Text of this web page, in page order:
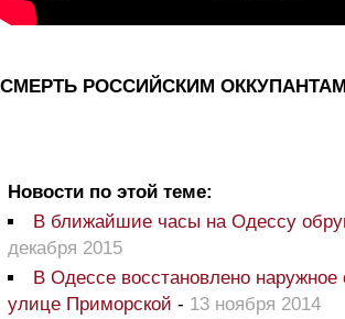
СМЕРТЬ РОССИЙСКИМ
Новости по этой теме:
В ближайшие часы на Одессу
декабря 2015
В Одессе восстановлено
улице Приморской - 13 ноября 2014